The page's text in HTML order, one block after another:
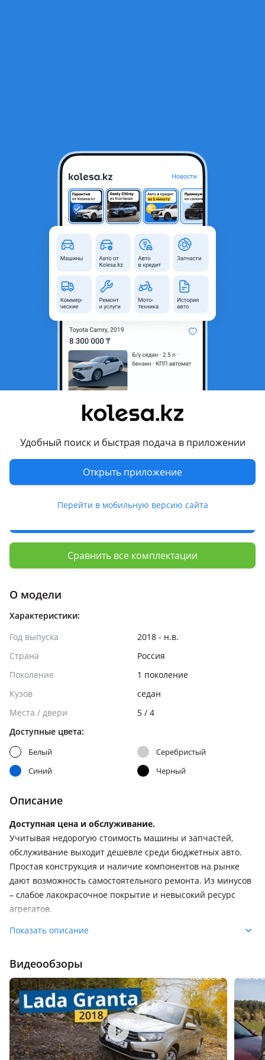
Удобный поиск и быстрая подача в приложении
Открыть приложение
Перейти в мобильную версию сайта
ВАЗ (Lada) Granta Седан
51 предложение
5 690 000 - 5 890 000 ₸
Цены и комплектации Описание
КомплектацииАлматы
Сравнить все комплектации
Двигатель
1.6 л. / Бензин
Коробка передач
Механика
Сравнить все комплектации
О модели
Характеристики:
Год выпуска
2018 - н.в.
Страна
Россия
Поколение
1 поколение
Кузов
седан
Места / двери
5 / 4
Доступные цвета:
Белый
Серебристый
Синий
Черный
Описание
Доступная цена и обслуживание.
Учитывая недорогую стоимость машины и запчастей,
обслуживание выходит дешевле среди бюджетных авто.
Простая конструкция и наличие компонентов на рынке
дают возможность самостоятельного ремонта. Из минусов
– слабое лакокрасочное покрытие и невысокий ресурс
агрегатов.
Три мотора на выбор.
двигателя. Для простых версий – 8-клапанный мотор
мощностью 90 л. с. и 143 Нм крутящего момента. Те, что
побогаче, идут с 16-клапанными, выдающими 98 сил и 145
Нм. Самый мощный – на 106 л. с. и 148 Нм. В текущей
гамме ДВС установлены “безвтыковые” поршни,
исключающие вероятность встречи клапанов с поршнями
при обрыве ремня ГРМ.
Показать описание
Видеообзоры